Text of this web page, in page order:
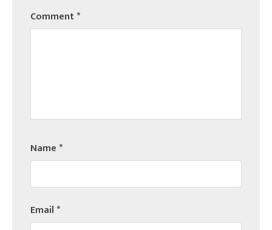
Comment*
Name*
Email*